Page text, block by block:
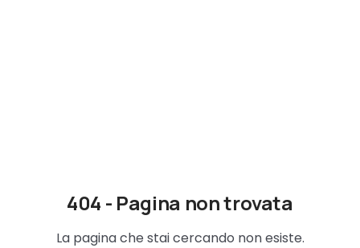
404 - Pagina non trovata
La pagina che stai cercando non esiste.